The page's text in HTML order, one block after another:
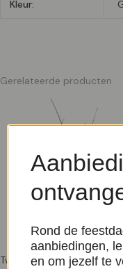
Kleur:
Gerelateerde producten
Twijgen kunst tak 85cm
Rond de
aanbiedingen,
en om jezelf te